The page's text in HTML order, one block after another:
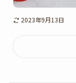
2023年9月13日